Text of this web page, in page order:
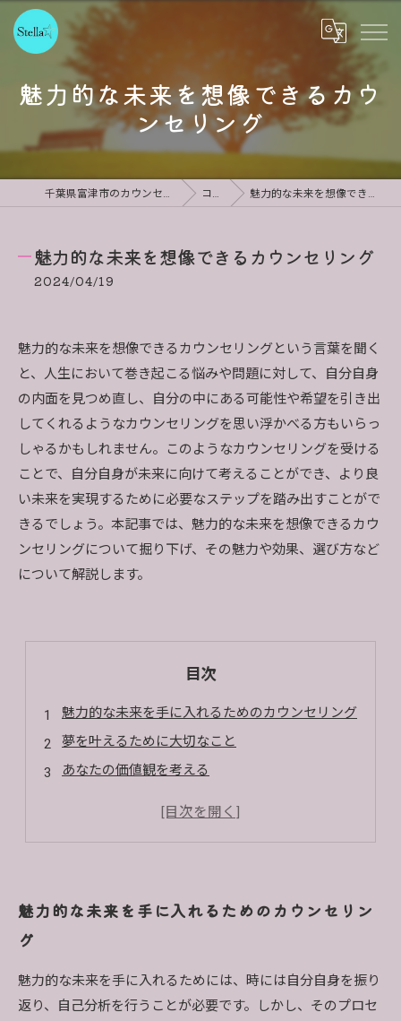
魅力的な未来を想像できるカウ
ンセリング
千葉県富津市のカウンセリングならStella コラム 魅力的な未来を想像できるカウンセリング
魅力的な未来を想像できるカウンセリング
2024/04/19
魅力的な未来を想像できるカウンセリングという言葉を聞く
と、人生において巻き起こる悩みや問題に対して、自分自身
の内面を見つめ直し、自分の中にある可能性や希望を引き出
してくれるようなカウンセリングを思い浮かべる方もいらっ
しゃるかもしれません。このようなカウンセリングを受ける
ことで、自分自身が未来に向けて考えることができ、より良
い未来を実現するために必要なステップを踏み出すことがで
きるでしょう。本記事では、魅力的な未来を想像できるカウ
ンセリングについて掘り下げ、その魅力や効果、選び方など
について解説します。
目次
魅力的な未来を手に入れるためのカウンセリング
夢を叶えるために大切なこと
あなたの価値観を考える
魅力的な未来を手に入れるためのカウンセリン
グ
魅力的な未来を手に入れるためには、時には自分自身を振り
返り、自己分析を行うことが必要です。しかし、そのプロセ